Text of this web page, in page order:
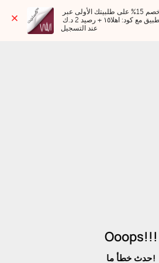
عند التسجيل
Ooops!!!
حدث خطأ ما!